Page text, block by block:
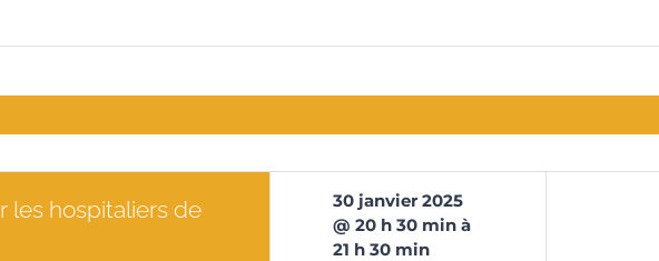
les hospitaliers de
30 janvier 2025
@ 20 h 30 minà
21 h 30 min